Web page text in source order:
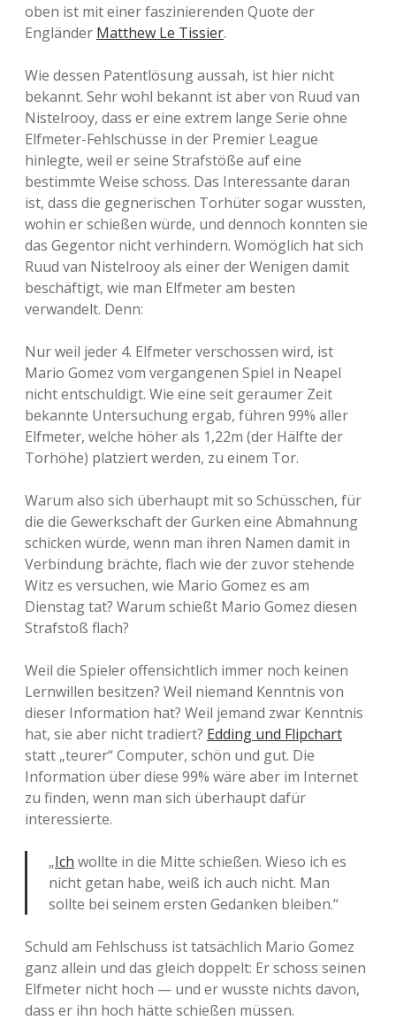
oben ist mit einer faszinierenden Quote der
Engländer Matthew Le Tissier.
Wie dessen Patentlösung aussah, ist hier nicht
bekannt. Sehr wohl bekannt ist aber von Ruud van
Nistelrooy, dass er eine extrem lange Serie ohne
Elfmeter-Fehlschüsse in der Premier League
hinlegte, weil er seine Strafstöße auf eine
bestimmte Weise schoss. Das Interessante daran
ist, dass die gegnerischen Torhüter sogar wussten,
wohin er schießen würde, und dennoch konnten sie
das Gegentor nicht verhindern. Womöglich hat sich
Ruud van Nistelrooy als einer der Wenigen damit
beschäftigt, wie man Elfmeter am besten
verwandelt. Denn:
Nur weil jeder 4. Elfmeter verschossen wird, ist
Mario Gomez vom vergangenen Spiel in Neapel
nicht entschuldigt. Wie eine seit geraumer Zeit
bekannte Untersuchung ergab, führen 99% aller
Elfmeter, welche höher als 1,22m (der Hälfte der
Torhöhe) platziert werden, zu einem Tor.
Warum also sich überhaupt mit so Schüsschen, für
die die Gewerkschaft der Gurken eine Abmahnung
schicken würde, wenn man ihren Namen damit in
Verbindung brächte, flach wie der zuvor stehende
Witz es versuchen, wie Mario Gomez es am
Dienstag tat? Warum schießt Mario Gomez diesen
Strafstoß flach?
Weil die Spieler offensichtlich immer noch keinen
Lernwillen besitzen? Weil niemand Kenntnis von
dieser Information hat? Weil jemand zwar Kenntnis
hat, sie aber nicht tradiert? Edding und Flipchart
statt „teurer“ Computer, schön und gut. Die
Information über diese 99% wäre aber im Internet
zu finden, wenn man sich überhaupt dafür
interessierte.
„Ich wollte in die Mitte schießen. Wieso ich es
nicht getan habe, weiß ich auch nicht. Man
sollte bei seinem ersten Gedanken bleiben.“
Schuld am Fehlschuss ist tatsächlich Mario Gomez
ganz allein und das gleich doppelt: Er schoss seinen
Elfmeter nicht hoch — und er wusste nichts davon,
dass er ihn hoch hätte schießen müssen.